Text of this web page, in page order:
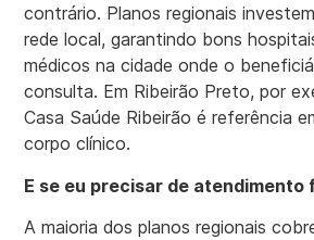
contrário. Planos regionais
rede local, garantindo bons
médicos na cidade onde o
consulta. Em Ribeirão Preto, por
Casa Saúde Ribeirão é referência
corpo clínico.
E se eu precisar de atendimento
A maioria dos planos regionais